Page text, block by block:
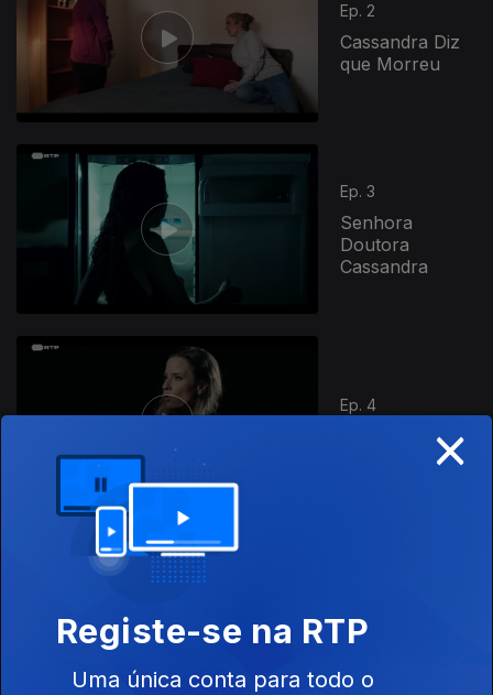
Ep. 2
Cassandra Diz
que Morreu
Ep. 3
Senhora
Doutora
Cassandra
Ep. 4
A Última Peça
A Voz de
Cassandra
×
Registe-se na RTP
Uma única conta para todo o